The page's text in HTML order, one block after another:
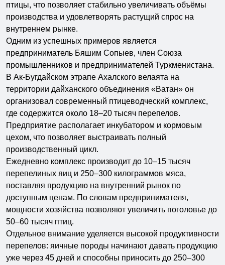
птицы, что позволяет стабильно увеличивать объёмы
производства и удовлетворять растущий спрос на
внутреннем рынке.
Одним из успешных примеров является
предприниматель Бяшим Сопыев, член Союза
промышленников и предпринимателей Туркменистана.
В Ак-Бугдайском этрапе Ахалского велаята на
территории дайханского объединения «Ватан» он
организовал современный птицеводческий комплекс,
где содержится около 18–20 тысяч перепелов.
Предприятие располагает инкубатором и кормовым
цехом, что позволяет выстраивать полный
производственный цикл.
Ежедневно комплекс производит до 10–15 тысяч
перепелиных яиц и 250–300 килограммов мяса,
поставляя продукцию на внутренний рынок по
доступным ценам. По словам предпринимателя,
мощности хозяйства позволяют увеличить поголовье до
50–60 тысяч птиц.
Отдельное внимание уделяется высокой продуктивности
перепелов: яичные породы начинают давать продукцию
уже через 45 дней и способны приносить до 250–300